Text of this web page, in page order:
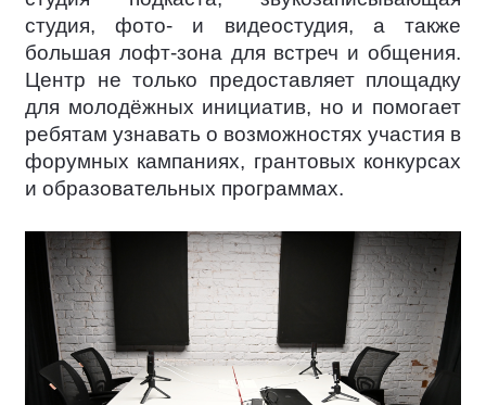
студия, фото- и видеостудия, а также
большая лофт-зона для встреч и общения.
Центр не только предоставляет площадку
для молодёжных инициатив, но и помогает
ребятам узнавать о возможностях участия в
форумных кампаниях, грантовых конкурсах
и образовательных программах.